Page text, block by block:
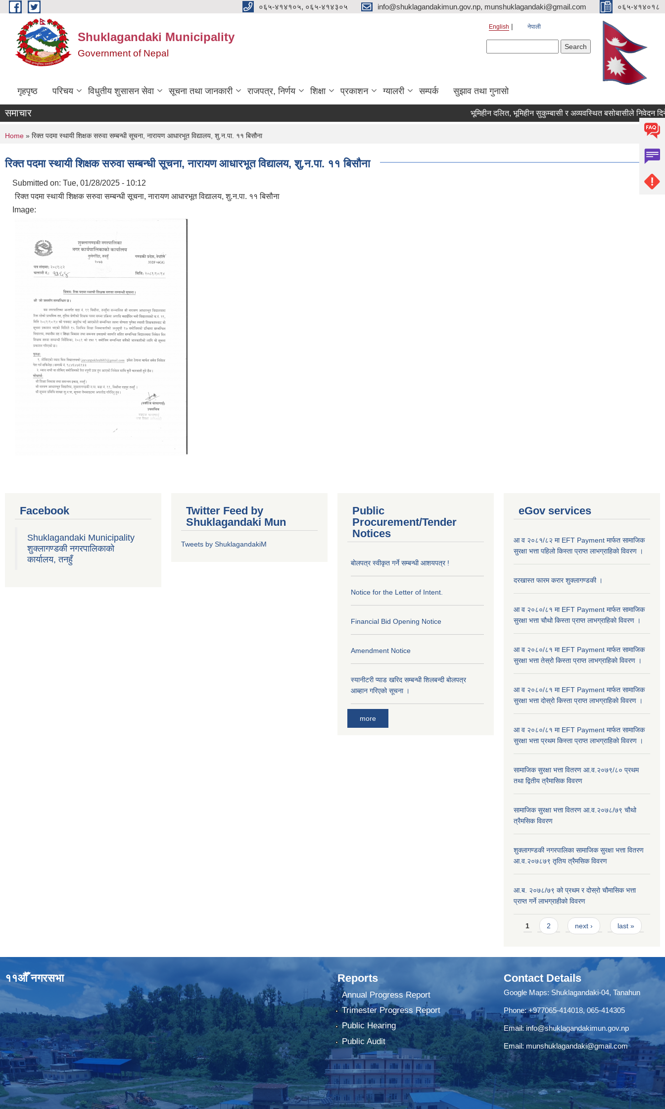
Skip to main content ०६५-४१४१०५, ०६५-४१४३०५ info@shuklagandakimun.gov.np, munshuklagandaki@gmail.com ०६५-४१४०१८
Shuklagandaki Municipality
Government of Nepal
English नेपाली
गृहपृष्ठ परिचय विधुतीय शुसासन सेवा सूचना तथा जानकारी राजपत्र, निर्णय शिक्षा प्रकाशन ग्यालरी सम्पर्क सुझाव तथा गुनासो
समाचार भूमिहीन दलित, भूमिहीन सुकुम्बासी र अव्यवस्थित बसोबासीले निवेदन दिने
You are here
Home » रिक्त पदमा स्थायी शिक्षक सरुवा सम्बन्धी सूचना, नारायण आधारभूत विद्यालय, शु.न.पा. ११ बिसौना
रिक्त पदमा स्थायी शिक्षक सरुवा सम्बन्धी सूचना, नारायण आधारभूत विद्यालय, शु.न.पा. ११ बिसौना
Submitted on: Tue, 01/28/2025 - 10:12
रिक्त पदमा स्थायी शिक्षक सरुवा सम्बन्धी सूचना, नारायण आधारभूत विद्यालय, शु.न.पा. ११ बिसौना
Image:
Facebook
Shuklagandaki Municipality
शुक्लागण्डकी नगरपालिकाको
कार्यालय, तनहुँ
Twitter Feed by
Shuklagandaki Mun
Tweets by ShuklagandakiM
Public
Procurement/Tender
Notices
बोलपत्र स्वीकृत गर्ने सम्बन्धी आशयपत्र !
Notice for the Letter of Intent.
Financial Bid Opening Notice
Amendment Notice
स्यानीटरी प्याड खरिद सम्बन्धी शिलबन्दी बोलपत्र
आब्हान गरिएको सूचना ।
more
eGov services
आ व २०८१/८२ मा EFT Payment मार्फत सामाजिक
सुरक्षा भत्ता पहिलो किस्ता प्राप्त लाभग्राहिकाे विवरण ।
दरखास्त फारम करार शुक्लागण्डकी ।
आ व २०८०/८१ मा EFT Payment मार्फत सामाजिक
सुरक्षा भत्ता चौथो किस्ता प्राप्त लाभग्राहिकाे विवरण ।
आ व २०८०/८१ मा EFT Payment मार्फत सामाजिक
सुरक्षा भत्ता तेस्रो किस्ता प्राप्त लाभग्राहिकाे विवरण ।
आ व २०८०/८१ मा EFT Payment मार्फत सामाजिक
सुरक्षा भत्ता दोस्रो किस्ता प्राप्त लाभग्राहिकाे विवरण ।
आ व २०८०/८१ मा EFT Payment मार्फत सामाजिक
सुरक्षा भत्ता प्रथम किस्ता प्राप्त लाभग्राहिकाे विवरण ।
सामाजिक सुरक्षा भत्ता वितरण आ.व.२०७९/८० प्रथम
तथा द्वितीय त्रैमासिक विवरण
सामाजिक सुरक्षा भत्ता वितरण आ.व.२०७८/७९ चौथो
त्रैमसिक विवरण
शुक्लागण्डकी नगरपालिका सामाजिक सुरक्षा भत्ता वितरण
आ.व.२०७८७९ तृतिय त्रैमसिक विवरण
आ.ब. २०७८/७९ को प्रथम र दोस्रो चौमासिक भत्ता
प्राप्त गर्ने लाभग्राहीको विवरण
Pages
1 2 next › last »
११औँ नगरसभा Reports
Annual Progress Report
Trimester Progress Report
Public Hearing
Public Audit
Contact Details
Google Maps: Shuklagandaki-04, Tanahun
Phone:+977065-414018, 065-414305
Email:info@shuklagandakimun.gov.np
Email: munshuklagandaki@gmail.com